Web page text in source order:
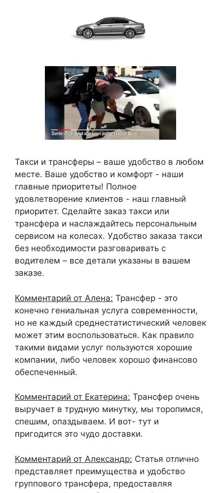
Такси и трансферы – ваше удобство в любом
месте. Ваше удобство и комфорт - наши
главные приоритеты! Полное
удовлетворение клиентов - наш главный
приоритет. Сделайте заказ такси или
трансфера и наслаждайтесь персональным
сервисом на колесах. Удобство заказа такси
без необходимости разговаривать с
водителем – все детали указаны в вашем
заказе.
Комментарий от Алена: Трансфер - это
конечно гениальная услуга современности,
но не каждый среднестатистический человек
может этим воспользоваться. Как правило
такими видами услуг пользуются хорошие
компании, либо человек хорошо финансово
обеспеченный.
Комментарий от Екатерина: Трансфер очень
выручает в трудную минутку, мы торопимся,
спешим, опаздываем. И вот- тут и
пригодится это чудо доставки.
Комментарий от Александр: Статья отлично
представляет преимущества и удобство
группового трансфера, предоставляя